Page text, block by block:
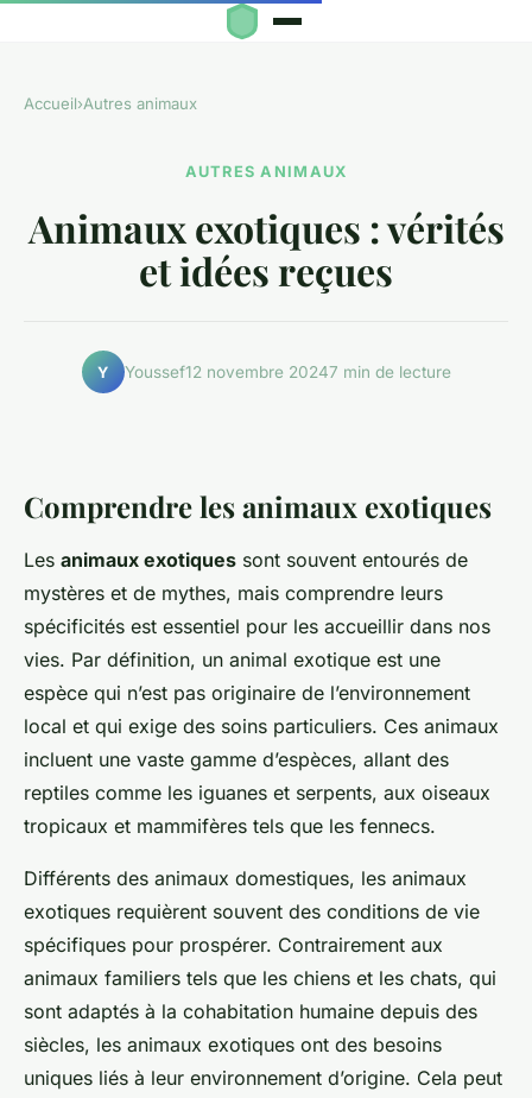
Accueil›Autres animaux
AUTRES ANIMAUX
Animaux exotiques : vérités
et idées reçues
Y Youssef12 novembre 20247 min de lecture
Comprendre les animaux exotiques
Les animaux exotiques sont souvent entourés de
mystères et de mythes, mais comprendre leurs
spécificités est essentiel pour les accueillir dans nos
vies. Par définition, un animal exotique est une
espèce qui n’est pas originaire de l’environnement
local et qui exige des soins particuliers. Ces animaux
incluent une vaste gamme d’espèces, allant des
reptiles comme les iguanes et serpents, aux oiseaux
tropicaux et mammifères tels que les fennecs.
Différents des animaux domestiques, les animaux
exotiques requièrent souvent des conditions de vie
spécifiques pour prospérer. Contrairement aux
animaux familiers tels que les chiens et les chats, qui
sont adaptés à la cohabitation humaine depuis des
siècles, les animaux exotiques ont des besoins
uniques liés à leur environnement d’origine. Cela peut